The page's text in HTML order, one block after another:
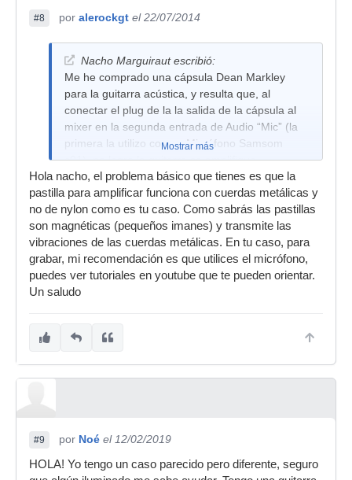
#8 por alerockgt el 22/07/2014
Nacho Marguiraut escribió:
Me he comprado una cápsula Dean Markley
para la guitarra acústica, y resulta que, al
conectar el plug de la la salida de la cápsula al
mixer en la segunda entrada de Audio “Mic” (la
primera la utilizo con un Micrófono Samsom
c01), no logro la guitarra se amplifique
Mostrar más
Hola nacho, el problema básico que tienes es que la
pastilla para amplificar funciona con cuerdas metálicas y
no de nylon como es tu caso. Como sabrás las pastillas
son magnéticas (pequeños imanes) y transmite las
vibraciones de las cuerdas metálicas. En tu caso, para
grabar, mi recomendación es que utilices el micrófono,
puedes ver tutoriales en youtube que te pueden orientar.
Un saludo
#9 por Noé el 12/02/2019
HOLA! Yo tengo un caso parecido pero diferente, seguro